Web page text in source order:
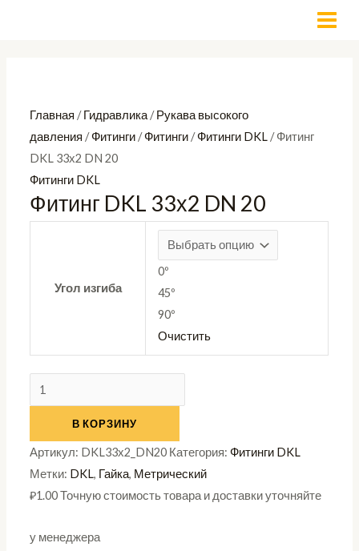
Главная /Гидравлика /Рукава высокого
давления /Фитинги /Фитинги /Фитинги DKL / Фитинг
DKL 33х2 DN 20
Фитинги DKL
Фитинг DKL 33х2 DN 20
Угол изгиба
0º
45º
90º
Очистить
DN
20
В КОРЗИНУ
Артикул: DKL33х2_DN20 Категория:Фитинги DKL
Метки: DKL, Гайка, Метрический
₽1.00Точную стоимость товара и доставки уточняйте
у менеджера